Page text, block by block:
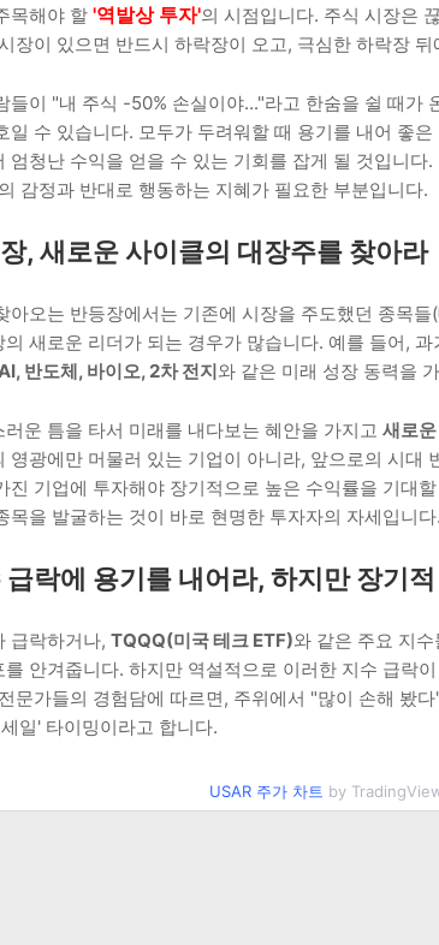
목해야 할 '역발상 투자'의 시점입니다. 주식 시장은
장이 있으면 반드시 하락장이 오고, 극심한 하락장
들이 "내 주식 -50% 손실이야..."라고 한숨을 쉴 때가
일 수 있습니다. 모두가 두려워할 때 용기를 내어 좋
엄청난 수익을 얻을 수 있는 기회를 잡게 될 것입니다
감정과 반대로 행동하는 지혜가 필요한 부분입니다.
, 새로운 사이클의 대장주를 찾아라
아오는 반등장에서는 기존에 시장을 주도했던 종목
의 새로운 리더가 되는 경우가 많습니다. 예를 들어,
AI, 반도체, 바이오, 2차 전지와 같은 미래 성장 동력을
운 틈을 타서 미래를 내다보는 혜안을 가지고 새로
영광에만 머물러 있는 기업이 아니라, 앞으로의 시대
진 기업에 투자해야 장기적으로 높은 수익률을 기대
목을 발굴하는 것이 바로 현명한 투자자의 자세입니다.
락에 용기를 내어라, 하지만 장기
급락하거나, TQQQ(미국 테크 ETF)와 같은 주요 지
를 안겨줍니다. 하지만 역설적으로 이러한 지수 급락
문가들의 경험담에 따르면, 주위에서 "많이 손해 봤
일' 타이밍이라고 합니다.
USAR 주가 차트 by